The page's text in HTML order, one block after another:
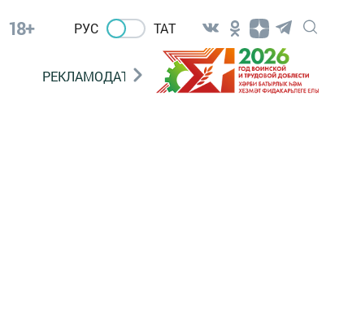
18+ РУС ТАТ
РЕКЛАМОДАТЕЛЯМ